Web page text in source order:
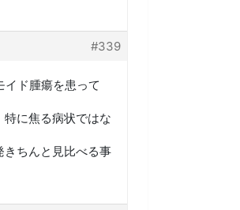
#339
ド腫瘍を患って
に焦る病状ではな
ちんと見比べる事